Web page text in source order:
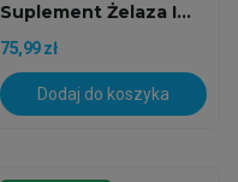
Suplement Żelaza I...
75,99 zł
Dodaj do koszyka